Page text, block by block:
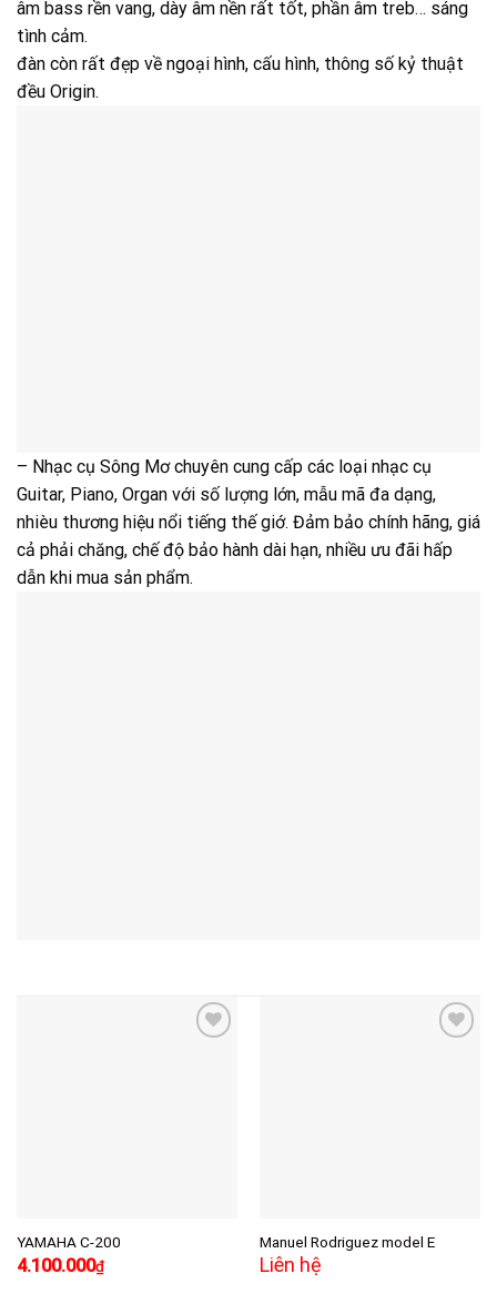
âm bass rền vang, dày âm nền rất tốt, phần âm treb… sáng
tình cảm.
đàn còn rất đẹp về ngoại hình, cấu hình, thông số kỷ thuật
đều Origin.
– Nhạc cụ Sông Mơ chuyên cung cấp các loại nhạc cụ
Guitar, Piano, Organ với số lượng lớn, mẫu mã đa dạng,
nhièu thương hiệu nổi tiếng thế giớ. Đảm bảo chính hãng, giá
cả phải chăng, chế độ bảo hành dài hạn, nhiều ưu đãi hấp
dẫn khi mua sản phẩm.
YAMAHA C-200
Giá
4.100.000₫Giá
hiện
Manuel Rodriguez model E
Liên hệ